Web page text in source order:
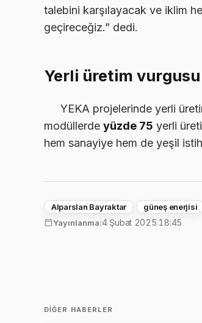
talebini karşılayacak ve iklim
geçireceğiz.” dedi.
Yerli üretim vurgusu
YEKA projelerinde yerli
modüllerde yüzde 75 yerli
hem sanayiye hem de yeşil
Alparslan Bayraktar güneş enerjisi
Yayınlanma:4 Şubat 2025 18:45
DIĞER HABERLER